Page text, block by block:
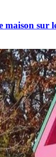
maison sur